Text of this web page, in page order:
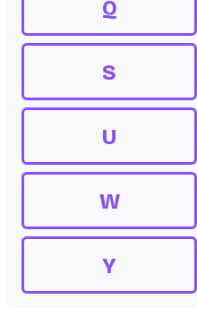
Q
S
U
W
Y